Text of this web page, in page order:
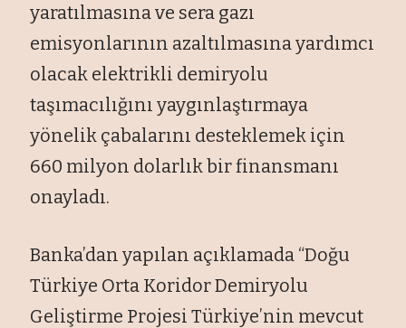
yaratılmasına ve sera gazı
emisyonlarının azaltılmasına yardımcı
olacak elektrikli demiryolu
taşımacılığını yaygınlaştırmaya
yönelik çabalarını desteklemek için
660 milyon dolarlık bir finansmanı
onayladı.
Banka’dan yapılan açıklamada “Doğu
Türkiye Orta Koridor Demiryolu
Geliştirme Projesi Türkiye’nin mevcut